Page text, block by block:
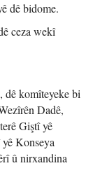
dê bidome.
ceza wekî
dê komîteyeke bi
Dadê,
Giştî yê
Konseya
û nirxandina